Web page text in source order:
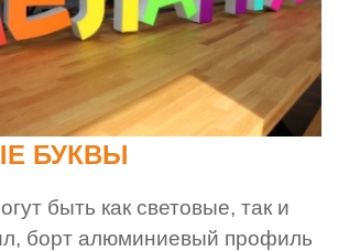
БУКВЫ
быть как световые, так и
борт алюминиевый профиль